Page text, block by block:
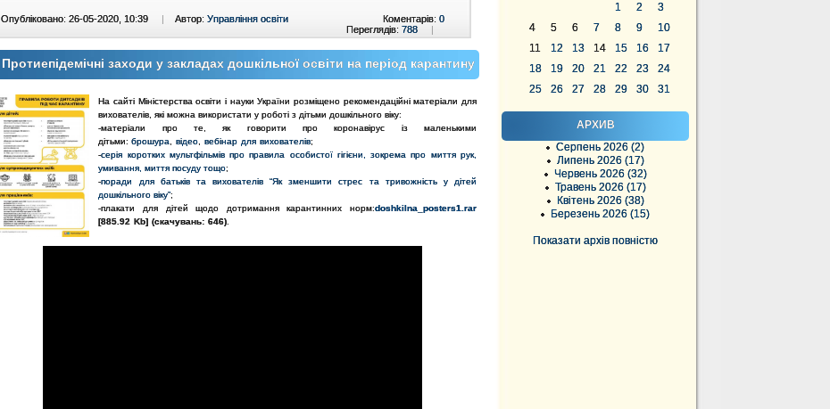
1
2
3
4
5 6 7 8 9
10
11
12 13 14 15 16
17
18
19 20 21 22 23
24
25
26 27 28 29 30 31
АРХИВ
Серпень 2026 (2)
Липень 2026 (17)
Червень 2026 (32)
Травень 2026 (17)
Квітень 2026 (38)
Березень 2026 (15)
Показати архів повністю
Опубліковано: 26-05-2020, 10:39 | Автор: Управління освіти Коментарів: 0
Переглядів: 788 |
Протиепідемічні заходи у закладах дошкільної освіти на період карантину
На сайті Міністерства освіти і науки України розміщено рекомендаційні матеріали для
вихователів, які можна використати у роботі з дітьми дошкільного віку:
-матеріали про те, як говорити про коронавірус із маленькими
дітьми:брошура ,відео ,вебінар для вихователів;
-серія коротких мультфільмів про правила особистої гігієни, зокрема про миття рук,
умивання, миття посуду тощо;
-поради для батьків та вихователів “Як зменшити стрес та тривожність у дітей
дошкільного віку”;
-плакати для дітей щодо дотримання карантинних норм:doshkilna_posters1.rar
[885.92 Kb] (cкачувань: 646)